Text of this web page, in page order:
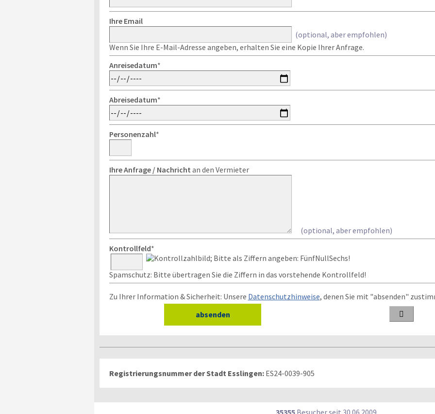
Ihre Email
(optional, aber empfohlen)
Wenn Sie Ihre E-Mail-Adresse angeben, erhalten Sie eine Kopie Ihrer Anfrage.
Anreisedatum*
Abreisedatum*
Personenzahl*
Ihre Anfrage / Nachricht an den Vermieter
(optional, aber empfohlen)
Kontrollfeld*
Spamschutz: Bitte übertragen Sie die Ziffern in das vorstehende Kontrollfeld!
Zu Ihrer Information & Sicherheit: Unsere Datenschutzhinweise, denen Sie mit "absenden"

Registrierungsnummer der Stadt Esslingen: ES24-0039-905
35355 Besucher seit 30.06.2009